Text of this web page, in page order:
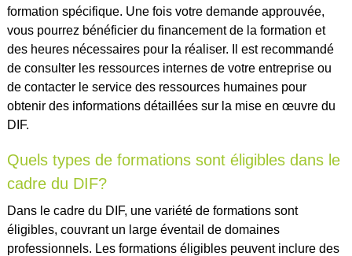
formation spécifique. Une fois votre demande approuvée,
vous pourrez bénéficier du financement de la formation et
des heures nécessaires pour la réaliser. Il est recommandé
de consulter les ressources internes de votre entreprise ou
de contacter le service des ressources humaines pour
obtenir des informations détaillées sur la mise en œuvre du
DIF.
Quels types de formations sont éligibles dans le
cadre du DIF?
Dans le cadre du DIF, une variété de formations sont
éligibles, couvrant un large éventail de domaines
professionnels. Les formations éligibles peuvent inclure des